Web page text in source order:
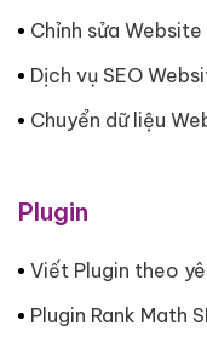
Chỉnh sửa Website
Dịch vụ SEO
Chuyển dữ liệu
Plugin
Viết Plugin theo
Plugin Rank Math